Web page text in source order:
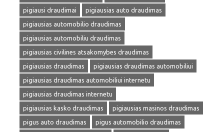
pigiausi draudimai
pigiausias auto draudimas
pigiausias automobilio draudimas
pigiausias automobiliu draudimas
pigiausias civilines atsakomybes draudimas
pigiausias draudimas
pigiausias draudimas automobiliui
pigiausias draudimas automobiliui internetu
pigiausias draudimas internetu
pigiausias kasko draudimas
pigiausias masinos draudimas
pigus auto draudimas
pigus automobilio draudimas